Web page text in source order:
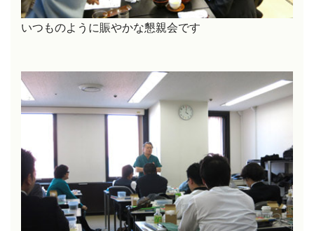
いつものように賑やかな懇親会です